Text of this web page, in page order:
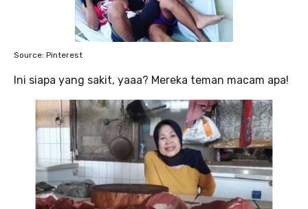
Source: Pinterest
Ini siapa yang sakit, yaaa? Mereka teman macam apa!